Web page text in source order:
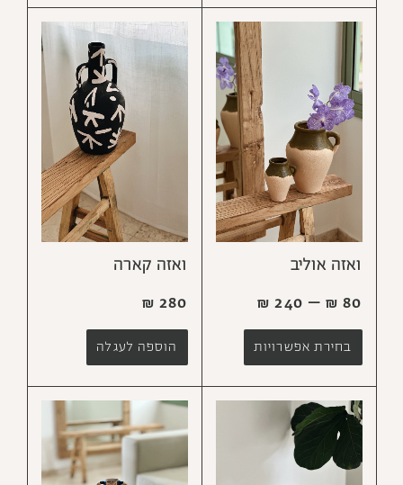
ואזה אוליב
₪ 80
–
₪ 240
בחירת אפשרויות
ואזה קארה
₪ 280
הוספה לעגלה